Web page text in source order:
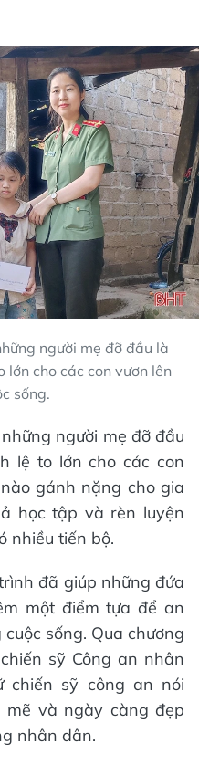
người mẹ đỡ đầu là
lớn cho các con vươn lên
sống.
người mẹ đỡ đầu
lệ to lớn cho các con
gánh nặng cho gia
học tập và rèn luyện
nhiều tiến bộ.
đã giúp những đứa
một điểm tựa để an
sống. Qua chương
sỹ Công an nhân
chiến sỹ công an nói
mẽ và ngày càng đẹp
nhân dân.